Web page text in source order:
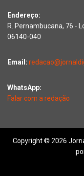
Endereço:
R. Pernambucana, 76 -
06140-040
Email:
WhatsApp:
Falar com a redação
Copyright © 2026